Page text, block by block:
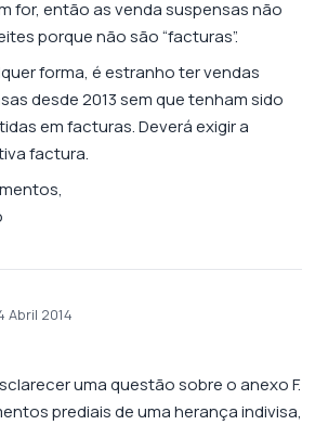
for, então as venda suspensas não
porque não são “facturas”.
forma, é estranho ter vendas
desde 2013 sem que tenham sido
em facturas. Deverá exigir a
factura.
Abril 2014
uma questão sobre o anexo F.
prediais de uma herança indivisa,